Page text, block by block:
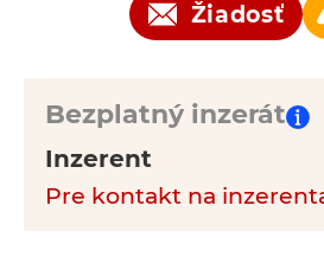
Žiadosť
Bezplatný inzerát
Inzerent
Pre kontakt na